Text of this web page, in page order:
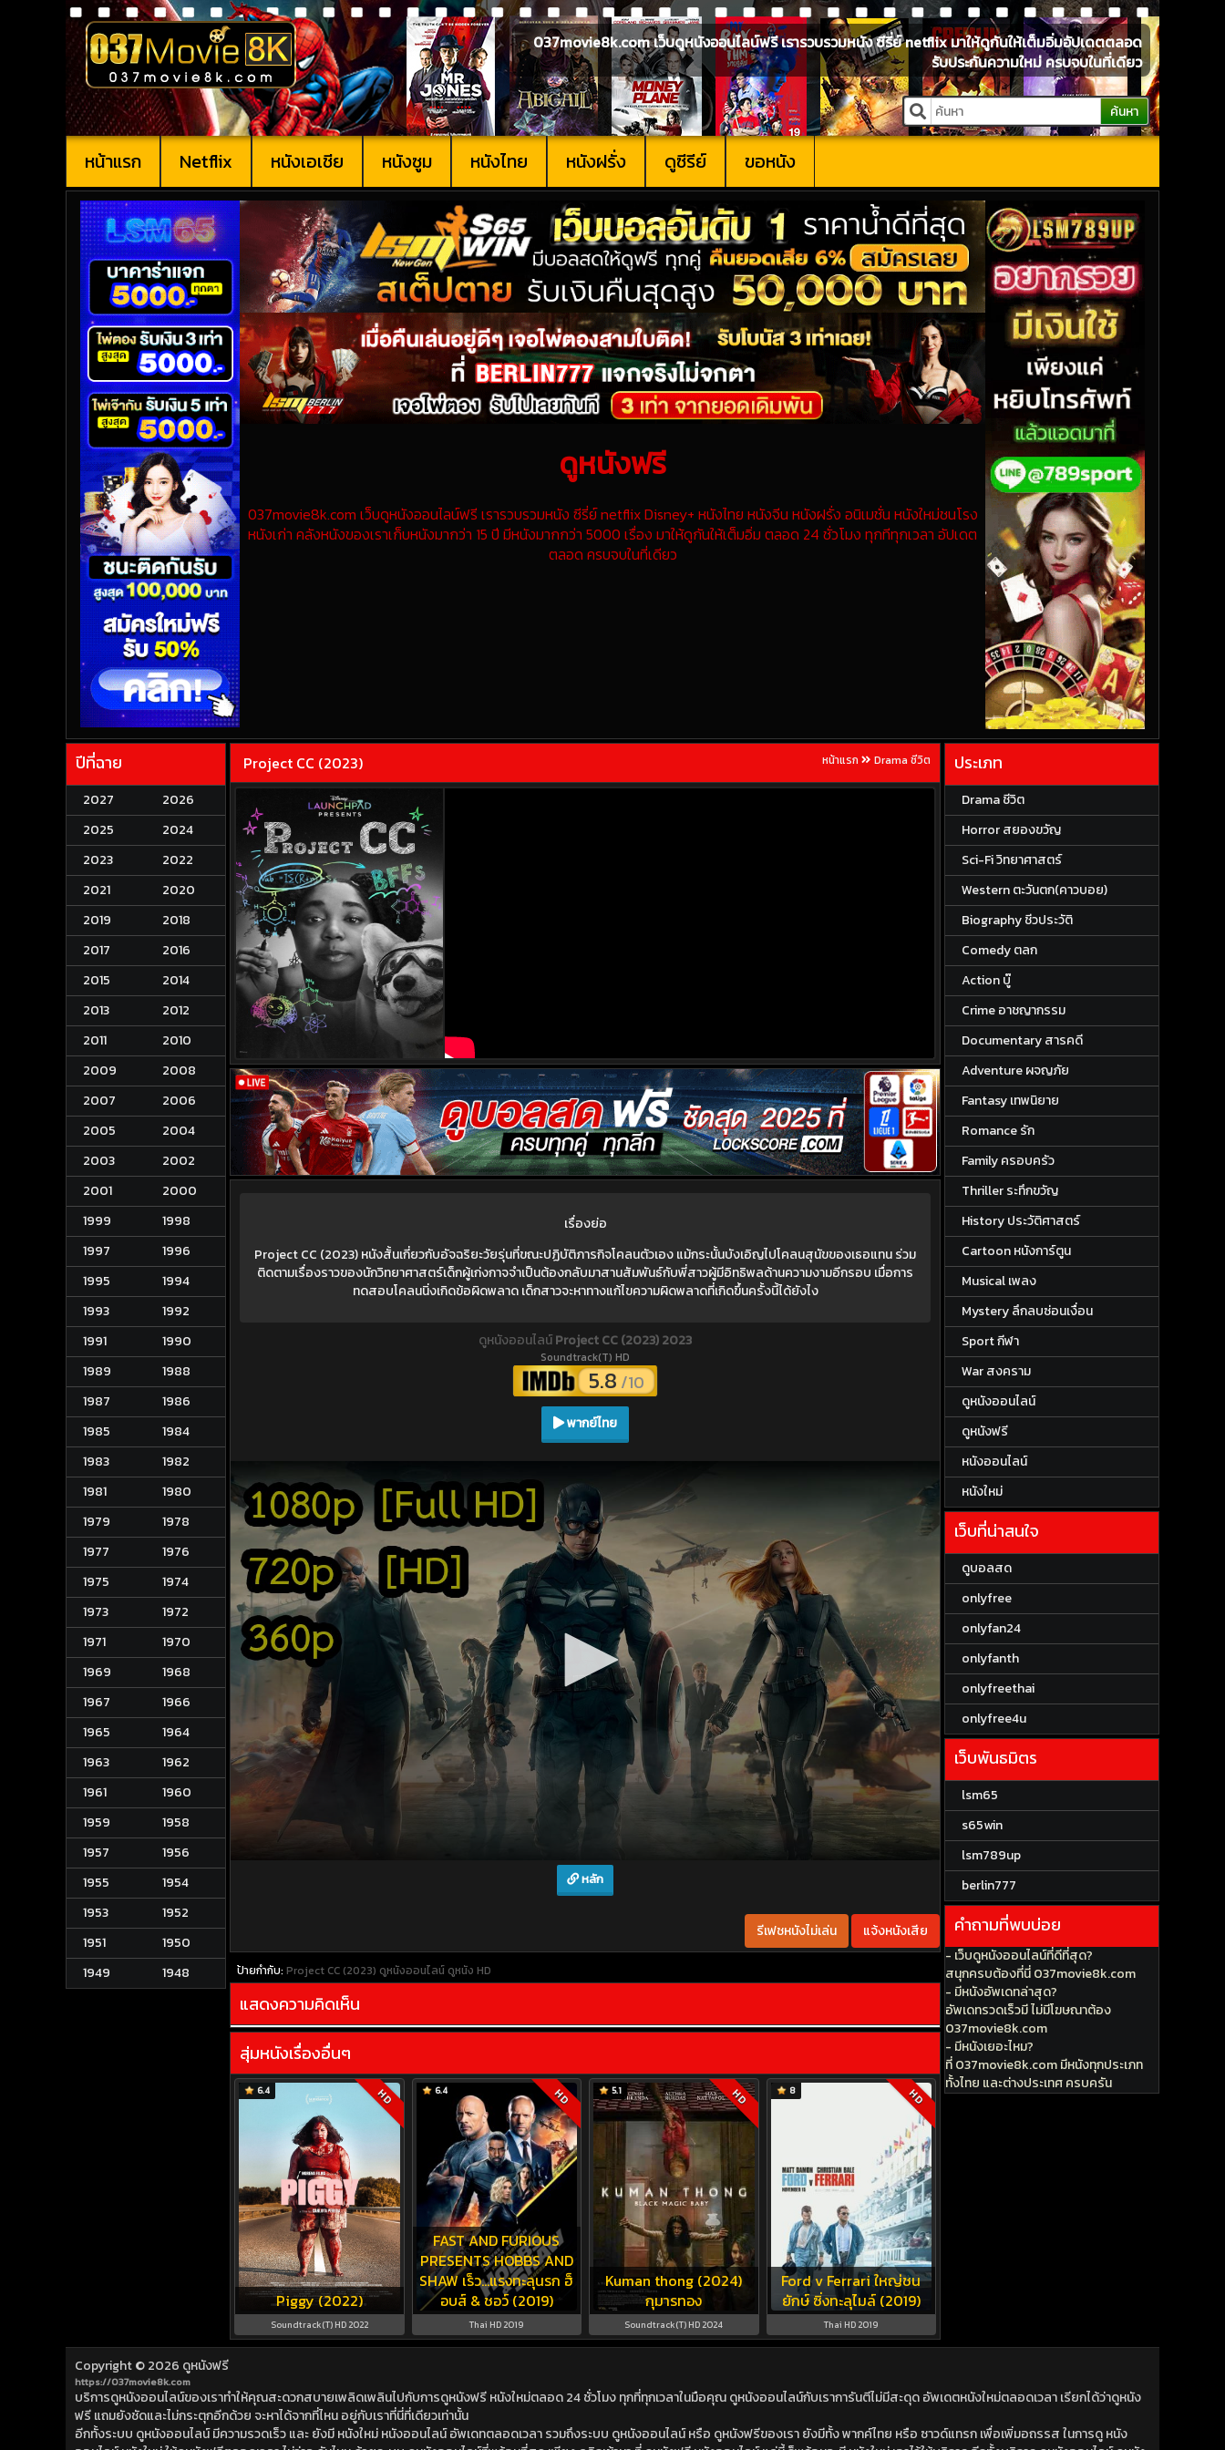
037movie8k.com เว็บดูหนังออนไลน์ฟรี เรารวบรวมหนัง ซีรี่ย์ netflix มาให้ดูกันให้เต็มอิ่มอัปเดตตลอด
รับประกันความใหม่ ครบจบในที่เดียว
ค้นหา
หน้าแรก Netflix หนังเอเชีย หนังซูม หนังไทย หนังฝรั่ง ดูซีรีย์ ขอหนัง
ดูหนังฟรี
037movie8k.com เว็บดูหนังออนไลน์ฟรี เรารวบรวมหนัง ซีรี่ย์ netflix Disney+ หนังไทย หนังจีน หนังฝรั่ง อนิเมชั่น หนังใหม่ชนโรง
หนังเก่า คลังหนังของเราเก็บหนังมากว่า 15 ปี มีหนังมากกว่า 5000 เรื่อง มาให้ดูกันให้เต็มอิ่ม ตลอด 24 ชั่วโมง ทุกทีทุกเวลา อัปเดต
ตลอด ครบจบในที่เดียว
ปีที่ฉาย
2027
2026
2025
2024
2023
2022
2021
2020
2019
2018
2017
2016
2015
2014
2013
2012
2011
2010
2009
2008
2007
2006
2005
2004
2003
2002
2001
2000
1999
1998
1997
1996
1995
1994
1993
1992
1991
1990
1989
1988
1987
1986
1985
1984
1983
1982
1981
1980
1979
1978
1977
1976
1975
1974
1973
1972
1971
1970
1969
1968
1967
1966
1965
1964
1963
1962
1961
1960
1959
1958
1957
1956
1955
1954
1953
1952
1951
1950
1949
1948
Project CC (2023) หน้าแรก Drama ชีวิต
เรื่องย่อ
Project CC (2023) หนังสั้นเกี่ยวกับอัจฉริยะวัยรุ่นที่ขณะปฏิบัติภารกิจโคลนตัวเอง แม้กระนั้นบังเอิญไปโคลนสุนัขของเธอแทน ร่วม
ติดตามเรื่องราวของนักวิทยาศาสตร์เด็กผู้เก่งกาจจำเป็นต้องกลับมาสานสัมพันธ์กับพี่สาวผู้มีอิทธิพลด้านความงามอีกรอบ เมื่อการ
ทดสอบโคลนนิ่งเกิดข้อผิดพลาด เด็กสาวจะหาทางแก้ไขความผิดพลาดที่เกิดขึ้นครั้งนี้ได้ยังไง
ดูหนังออนไลน์Project CC (2023) 2023
Soundtrack(T) HD
5.8 /10
พากย์ไทย
หลัก
รีเฟชหนังไม่เล่น แจ้งหนังเสีย
ป้ายกำกับ: Project CC (2023) ดูหนังออนไลน์ ดูหนัง HD
แสดงความคิดเห็น
สุ่มหนังเรื่องอื่นๆ
Piggy (2022)
6.4 HD
Soundtrack(T) HD 2022
FAST AND FURIOUS
PRESENTS HOBBS AND
SHAW เร็ว…แรงทะลุนรก ฮ็
อบส์ & ชอว์ (2019)
6.4 HD
Thai HD 2019
Kuman thong (2024)
กุมารทอง
5.1 HD
Soundtrack(T) HD 2024
Ford v Ferrari ใหญ่ชน
ยักษ์ ซิ่งทะลุไมล์ (2019)
8 HD
Thai HD 2019
ประเภท
Drama ชีวิต
Horror สยองขวัญ
Sci-Fi วิทยาศาสตร์
Western ตะวันตก(คาวบอย)
Biography ชีวประวัติ
Comedy ตลก
Action บู๊
Crime อาชญากรรม
Documentary สารคดี
Adventure ผจญภัย
Fantasy เทพนิยาย
Romance รัก
Family ครอบครัว
Thriller ระทึกขวัญ
History ประวัติศาสตร์
Cartoon หนังการ์ตูน
Musical เพลง
Mystery ลึกลบซ่อนเงื่อน
Sport กีฬา
War สงคราม
ดูหนังออนไลน์
ดูหนังฟรี
หนังออนไลน์
หนังใหม่
เว็บที่น่าสนใจ
ดูบอลสด
onlyfree
onlyfan24
onlyfanth
onlyfreethai
onlyfree4u
เว็บพันธมิตร
lsm65
s65win
lsm789up
berlin777
คำถามที่พบบ่อย
- เว็บดูหนังออนไลน์ที่ดีที่สุด?
สนุกครบต้องที่นี่ 037movie8k.com
- มีหนังอัพเดทล่าสุด?
อัพเดทรวดเร็วมี ไม่มีโฆษณาต้อง
037movie8k.com
- มีหนังเยอะไหม?
ที่ 037movie8k.com มีหนังทุกประเภท
ทั้งไทย และต่างประเทศ ครบครัน
Copyright © 2026 ดูหนังฟรี
https://037movie8k.com
บริการดูหนังออนไลน์ของเราทำให้คุณสะดวกสบายเพลิดเพลินไปกับการดูหนังฟรี หนังใหม่ตลอด 24 ชั่วโมง ทุกที่ทุกเวลาในมือคุณ ดูหนังออนไลน์กับเราการันตีไม่มีสะดุด อัพเดตหนังใหม่ตลอดเวลา เรียกได้ว่าดูหนัง
ฟรี แถมยังชัดและไม่กระตุกอีกด้วย จะหาได้จากที่ไหน อยู่กับเราที่นี่ที่เดียวเท่านั้น
อีกทั้งระบบ ดูหนังออนไลน์ มีความรวดเร็ว และ ยังมี หนังใหม่ หนังออนไลน์ อัพเดทตลอดเวลา รวมถึงระบบ ดูหนังออนไลน์ หรือ ดูหนังฟรีของเรา ยังมีทั้ง พากค์ไทย หรือ ซาวด์แทรก เพื่อเพิ่มอถรรส ในการดู หนัง